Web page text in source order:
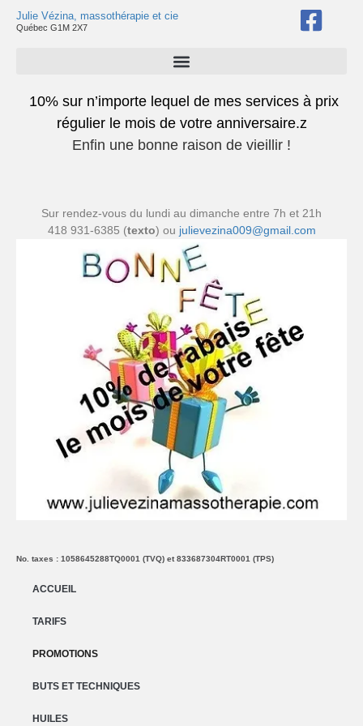
Julie Vézina, massothérapie et cie
Québec G1M 2X7
10% sur n’importe lequel de mes services à prix
régulier le mois de votre anniversaire.z
Enfin une bonne raison de vieillir !
Sur rendez-vous du lundi au dimanche entre 7h et 21h
418 931-6385 (texto) ou julievezina009@gmail.com
No. taxes : 1058645288TQ0001 (TVQ) et 833687304RT0001 (TPS)
ACCUEIL
TARIFS
PROMOTIONS
BUTS ET TECHNIQUES
HUILES